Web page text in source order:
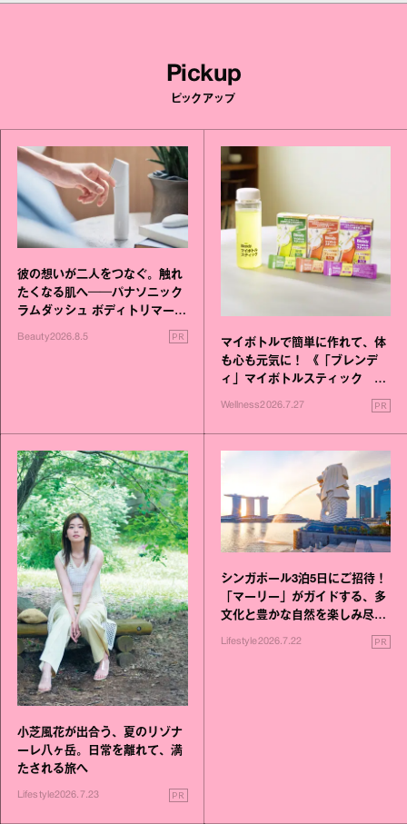
Pickup
ピックアップ
彼の想いが二人をつなぐ。触れ
たくなる肌へ──パナソニック
ラムダッシュ ボディトリマーが
Beauty2026.8.5 PR
マイボトルで簡単に作れて、体
も心も元気に！ 《「ブレンデ
ィ」マイボトルスティック い
いこと毎日》シリーズが誕生
Wellness2026.7.27 PR
小芝風花が出合う、夏のリゾナ
ーレ八ヶ岳。日常を離れて、満
たされる旅へ
Lifestyle2026.7.23 PR
シンガポール3泊5日にご招待！
「マーリー」がガイドする、多
文化と豊かな自然を楽しみ尽く
Lifestyle2026.7.22 PR